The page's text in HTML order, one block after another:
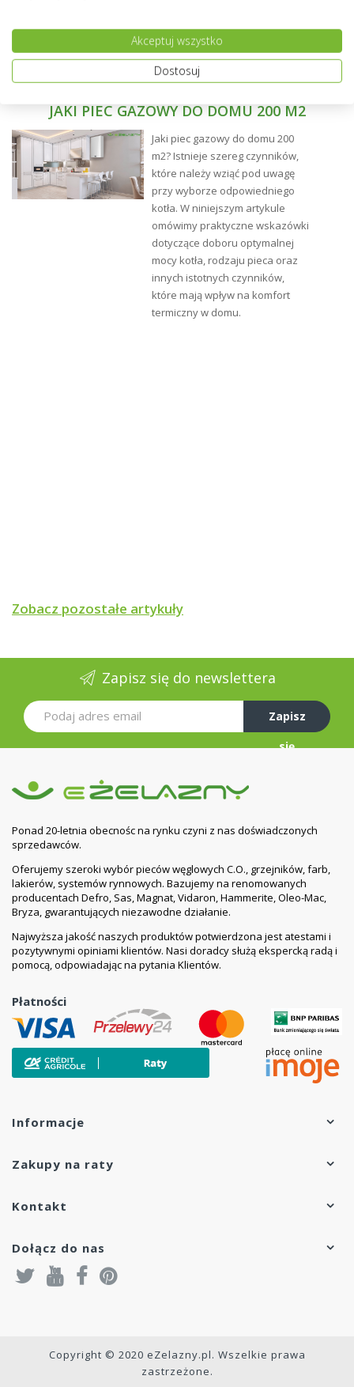
palety RAL - na specialne życzenie klienta.
JAKI PIEC GAZOWY DO DOMU 200 M2
Jaki piec gazowy do domu 200
m2? Istnieje szereg czynników,
które należy wziąć pod uwagę
przy wyborze odpowiedniego
kotła. W niniejszym artykule
omówimy praktyczne wskazówki
dotyczące doboru optymalnej
mocy kotła, rodzaju pieca oraz
innych istotnych czynników,
które mają wpływ na komfort
termiczny w domu.
Zobacz pozostałe artykuły
Zapisz się do newslettera
Zapisz
się
Ponad 20-letnia obecnośc na rynku czyni z nas doświadczonych
sprzedawców.
Oferujemy szeroki wybór pieców węglowych C.O., grzejników, farb,
lakierów, systemów rynnowych. Bazujemy na renomowanych
producentach Defro, Sas, Magnat, Vidaron, Hammerite, Oleo-Mac,
Bryza, gwarantujących niezawodne działanie.
Najwyższa jakość naszych produktów potwierdzona jest atestami i
pozytywnymi opiniami klientów. Nasi doradcy służą ekspercką radą i
pomocą, odpowiadając na pytania Klientów.
Płatności
Informacje
Zakupy na raty
Kontakt
Dołącz do nas
Copyright © 2020 eZelazny.pl. Wszelkie prawa
zastrzeżone.
Akceptuj wszystko
Dostosuj